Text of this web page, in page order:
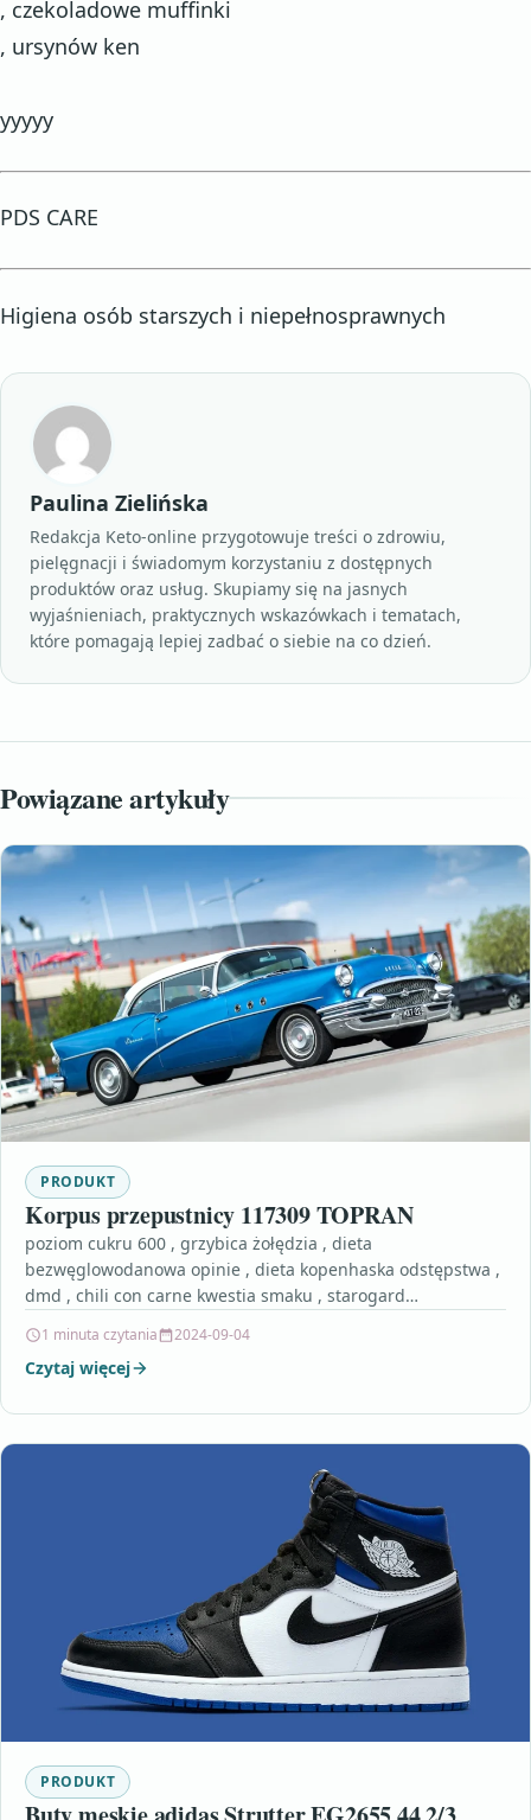
, czekoladowe muffinki
, ursynów ken
yyyyy
PDS CARE
Higiena osób starszych i niepełnosprawnych
Paulina Zielińska
Redakcja Keto-online przygotowuje treści o zdrowiu,
pielęgnacji i świadomym korzystaniu z dostępnych
produktów oraz usług. Skupiamy się na jasnych
wyjaśnieniach, praktycznych wskazówkach i tematach,
które pomagają lepiej zadbać o siebie na co dzień.
Powiązane artykuły
PRODUKT
Korpus przepustnicy 117309 TOPRAN
poziom cukru 600 , grzybica żołędzia , dieta
bezwęglowodanowa opinie , dieta kopenhaska odstępstwa ,
dmd , chili con carne kwestia smaku , starogard…
1 minuta czytania 2024-09-04
Czytaj więcej
PRODUKT